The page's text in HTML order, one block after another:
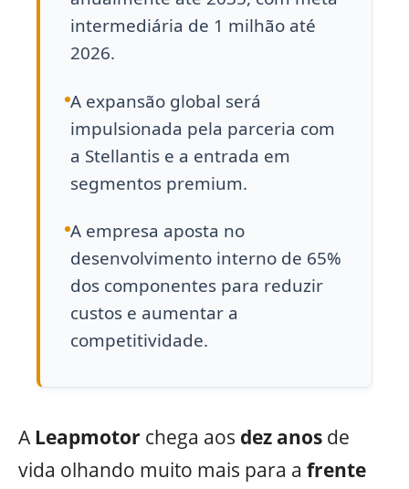
intermediária de 1 milhão até
2026.
A expansão global será
impulsionada pela parceria com
a Stellantis e a entrada em
segmentos premium.
A empresa aposta no
desenvolvimento interno de 65%
dos componentes para reduzir
custos e aumentar a
competitividade.
ALeapmotor chega aos dez anos de
vida olhando muito mais para a frente